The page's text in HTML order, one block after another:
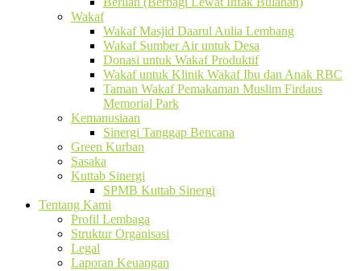
Wakaf
Wakaf Masjid Daarul Aulia Lembang
Wakaf Sumber Air untuk Desa
Donasi untuk Wakaf Produktif
Wakaf untuk Klinik Wakaf Ibu dan Anak RBC
Taman Wakaf Pemakaman Muslim Firdaus
Memorial Park
Kemanusiaan
Sinergi Tanggap Bencana
Green Kurban
Sasaka
Kuttab Sinergi
SPMB Kuttab Sinergi
Tentang Kami
Profil Lembaga
Struktur Organisasi
Legal
Laporan Keuangan